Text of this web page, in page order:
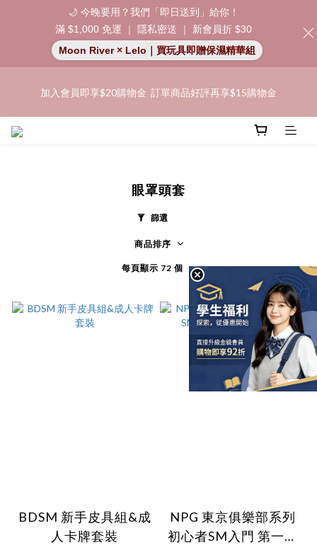
立即註冊成為會員！
「保密出貨」（無店鋪資訊、一般紙箱）、隱私保護、加密付款、
立即註冊成為會員！
加入會員即享$20購物金  訂單商品好評再享$15購物金
👑 會員特權： 全場滿 $200 免運費 | 🚪 非會員： 運費 $30 | 我們將
「保密出貨」（無店鋪資訊、一般紙箱）、隱私保護、加密付款、
立即註冊成為會員！
眼罩頭套
篩選
商品排序
每頁顯示 72 個
BDSM 新手皮具組&成
人卡牌套裝
NPG 東京俱樂部系列
初心者SM入門 第一型
🌙 今晚要用？我們「即日送到」給你！
滿 $1,000 免運 ｜ 隱私密送 ｜ 新會員折 $30
Moon River × Lelo｜買玩具即贈保濕精華組